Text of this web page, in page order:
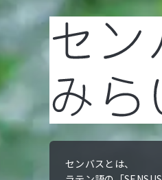
センバスとは、